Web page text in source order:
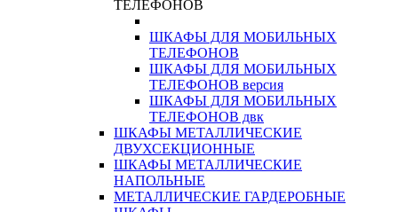
ТЕЛЕФОНОВ
ШКАФЫ ДЛЯ МОБИЛЬНЫХ
ТЕЛЕФОНОВ
ШКАФЫ ДЛЯ МОБИЛЬНЫХ
ТЕЛЕФОНОВ версия
ШКАФЫ ДЛЯ МОБИЛЬНЫХ
ТЕЛЕФОНОВ двк
ШКАФЫ МЕТАЛЛИЧЕСКИЕ
ДВУХСЕКЦИОННЫЕ
ШКАФЫ МЕТАЛЛИЧЕСКИЕ
НАПОЛЬНЫЕ
МЕТАЛЛИЧЕСКИЕ ГАРДЕРОБНЫЕ